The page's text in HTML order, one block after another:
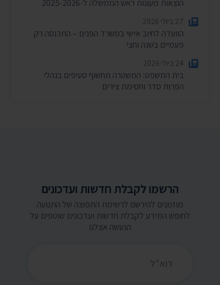
הוצאות מעונות ראש הממשלה ל-2025-2026
27 ביולי 2026
הוועדה לחיוב אישי במשרד הפנים – התכנסה רק
פעמיים בשנה וחצי
24 ביולי 2026
בית המשפט: המשטרה תחשוף סעיפים בנהלי
הפרות סדר וחסימת צירים
הרשמו לקבלת חדשות ועדכונים
מוזמנים להירשם לרשימת התפוצה של התנועה
לחופש המידע לקבלת חדשות ועדכונים שוטפים על
הנעשה אצלנו